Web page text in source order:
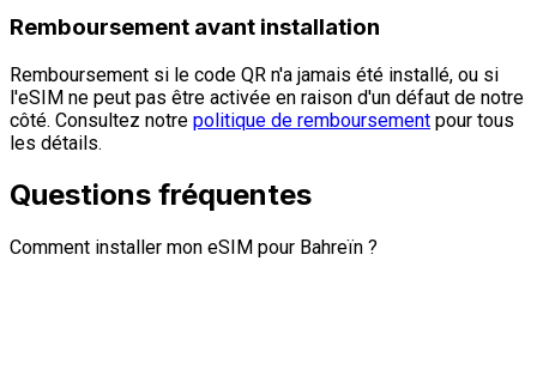
Remboursement avant installation
Remboursement si le code QR n'a jamais été installé, ou si
l'eSIM ne peut pas être activée en raison d'un défaut de notre
côté. Consultez notre politique de remboursement pour tous
les détails.
Questions fréquentes
Comment installer mon eSIM pour Bahreïn ?